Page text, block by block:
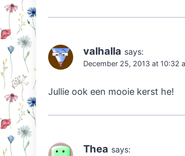
valhalla says:
December 25, 2013 at 10:32
Jullie ook een mooie kerst he!
Thea says: